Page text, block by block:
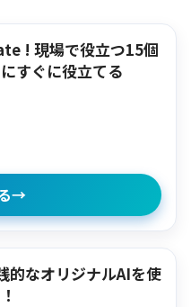
! 現場で役立つ15個
すぐに役立てる
→
なオリジナルAIを使